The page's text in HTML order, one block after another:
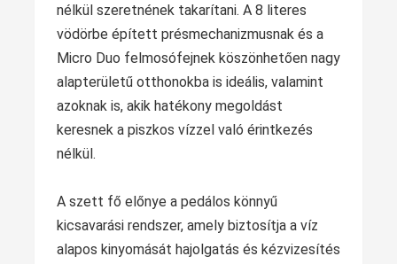
nélkül szeretnének takarítani. A 8 literes
vödörbe épített présmechanizmusnak és a
Micro Duo felmosófejnek köszönhetően nagy
alapterületű otthonokba is ideális, valamint
azoknak is, akik hatékony megoldást
keresnek a piszkos vízzel való érintkezés
nélkül.
A szett fő előnye a pedálos könnyű
kicsavarási rendszer, amely biztosítja a víz
alapos kinyomását hajolgatás és kézvizesítés